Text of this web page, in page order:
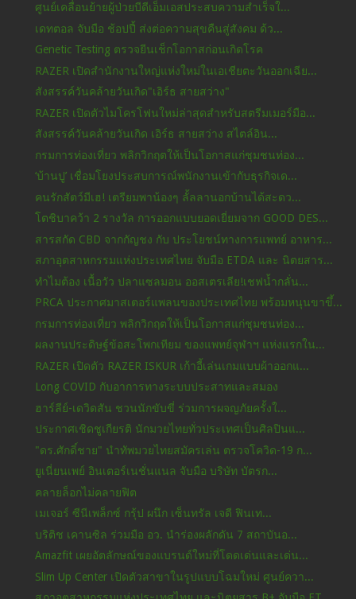
ศูนย์เคลื่อนย้ายผู้ป่วยบีดีเอ็มเอสประสบความสำเร็จใ...
เดทตอล จับมือ ช้อปปี้ ส่งต่อความสุขคืนสู่สังคม ด้ว...
Genetic Testing ตรวจยีนเช็กโอกาสก่อนเกิดโรค
RAZER เปิดสำนักงานใหญ่แห่งใหม่ในเอเชียตะวันออกเฉีย...
สังสรรค์วันคล้ายวันเกิด"เอิร์ธ สายสว่าง"
RAZER เปิดตัวไมโครโฟนใหม่ล่าสุดสำหรับสตรีมเมอร์มือ...
สังสรรค์วันคล้ายวันเกิด เอิร์ธ สายสว่าง สไตล์อิน...
กรมการท่องเที่ยว พลิกวิกฤตให้เป็นโอกาสแก่ชุมชนท่อง...
‘บ้านปู’ เชื่อมโยงประสบการณ์พนักงานเข้ากับธุรกิจเด...
คนรักสัตว์มีเฮ! เตรียมพาน้องๆ ลั้ลลานอกบ้านได้สะดว...
โตชิบาคว้า 2 รางวัล การออกแบบยอดเยี่ยมจาก GOOD DES...
สารสกัด CBD จากกัญชง กับ ประโยชน์ทางการแพทย์ อาหาร...
สภาอุตสาหกรรมแห่งประเทศไทย จับมือ ETDA และ นิตยสาร...
ทำไมต้อง เนื้อวัว ปลาแซลมอน ออสเตรเลีย!เชฟน้ำกลั่น...
PRCA ประกาศมาสเตอร์แพลนของประเทศไทย พร้อมหนุนขาขึ้...
กรมการท่องเที่ยว พลิกวิกฤตให้เป็นโอกาสแก่ชุมชนท่อง...
ผลงานประดิษฐ์ข้อสะโพกเทียม ของแพทย์จุฬาฯ แห่งแรกใน...
RAZER เปิดตัว RAZER ISKUR เก้าอี้เล่นเกมแบบผ้าออกแ...
Long COVID กับอาการทางระบบประสาทและสมอง
ฮาร์ลีย์-เดวิดสัน ชวนนักขับขี่ ร่วมการผจญภัยครั้งใ...
ประกาศเชิดชูเกียรติ นักมวยไทยทั่วประเทศเป็นศิลปินแ...
"ดร.ศักดิ์ชาย" นำทัพมวยไทยสมัครเล่น ตรวจโควิด-19 ก...
ยูเนี่ยนเพย์ อินเตอร์เนชั่นแนล จับมือ บริษัท บัตรก...
คลายล็อกไม่คลายฟิต
เมเจอร์ ซีนีเพล็กซ์ กรุ้ป ผนึก เซ็นทรัล เจดี ฟินเท...
บริติช เคานซิล ร่วมมือ อว. นำร่องผลักดัน 7 สถาบันอ...
Amazfit เผยอัตลักษณ์ของแบรนด์ใหม่ที่โดดเด่นและเด่น...
Slim Up Center เปิดตัวสาขาในรูปแบบโฉมใหม่ ศูนย์ควา...